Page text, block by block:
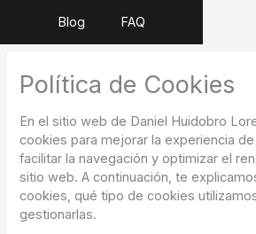
contenido
Blog FAQ
Política de Cookies
En el sitio web de Daniel Huidobro
cookies para mejorar la experiencia
facilitar la navegación y optimizar el
sitio web. A continuación, te
cookies, qué tipo de cookies
gestionarlas.